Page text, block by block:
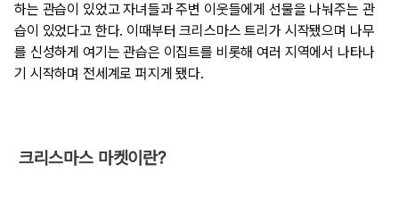
하는 관습이 있었고 자녀들과 주변 이웃들에게 선물을 나눠주는 관
습이 있었다고 한다. 이때부터 크리스마스 트리가 시작됐으며 나무
를 신성하게 여기는 관습은 이집트를 비롯해 여러 지역에서 나타나
기 시작하며 전세계로 퍼지게 됐다.
​ 크리스마스 마켓이란?